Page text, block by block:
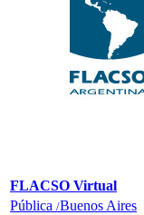
FLACSO Virtual
Pública /Buenos Aires